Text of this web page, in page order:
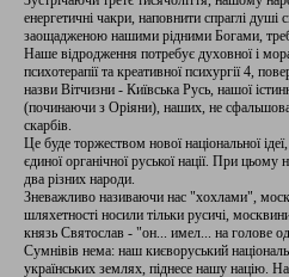
енергетичні чакри, наповнити спраглі
заощадженою нашими рідними Богами,
Наше відродження потребує духовної і
психотерапії та креативної психургії 4,
назви Вітчизни - Київська Русь, нашої
(починаючи з Оріяни), наших, не
скарбів.
Це буде торжеством нової національної
єдиної органічної руської нації. При
два різних народи.
Зневажливо називаючи нас "хохлами",
шляхетності носили тільки русичі,
князь Святослав - "он... имел... на голове
Сумнівів нема: наш києворуський
українських землях, піднесе нашу націю.